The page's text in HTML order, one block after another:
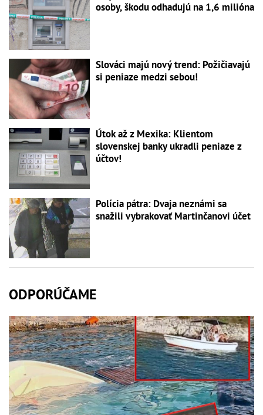
osoby, škodu odhadujú na 1,6 milióna
Slováci majú nový trend: Požičiavajú
si peniaze medzi sebou!
Útok až z Mexika: Klientom
slovenskej banky ukradli peniaze z
účtov!
Polícia pátra: Dvaja neznámi sa
snažili vybrakovať Martinčanovi účet
ODPORÚČAME